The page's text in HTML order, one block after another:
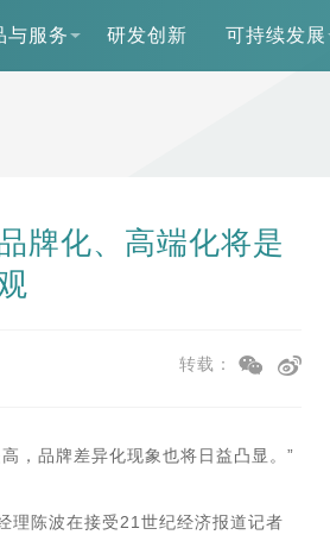
与服务 研发创新 可持续发展
牌化、高端化将是
转载：
，品牌差异化现象也将日益凸显。”
理陈波在接受21世纪经济报道记者